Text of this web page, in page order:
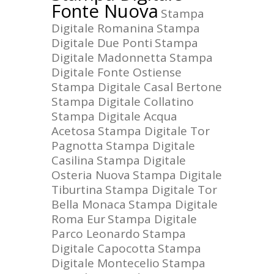
Fonte Nuova Stampa
Digitale Romanina Stampa
Digitale Due Ponti Stampa
Digitale Madonnetta Stampa
Digitale Fonte Ostiense
Stampa Digitale Casal Bertone
Stampa Digitale Collatino
Stampa Digitale Acqua
Acetosa Stampa Digitale Tor
Pagnotta Stampa Digitale
Casilina Stampa Digitale
Osteria Nuova Stampa Digitale
Tiburtina Stampa Digitale Tor
Bella Monaca Stampa Digitale
Roma EurStampa Digitale
Parco Leonardo Stampa
Digitale Capocotta Stampa
Digitale Montecelio Stampa